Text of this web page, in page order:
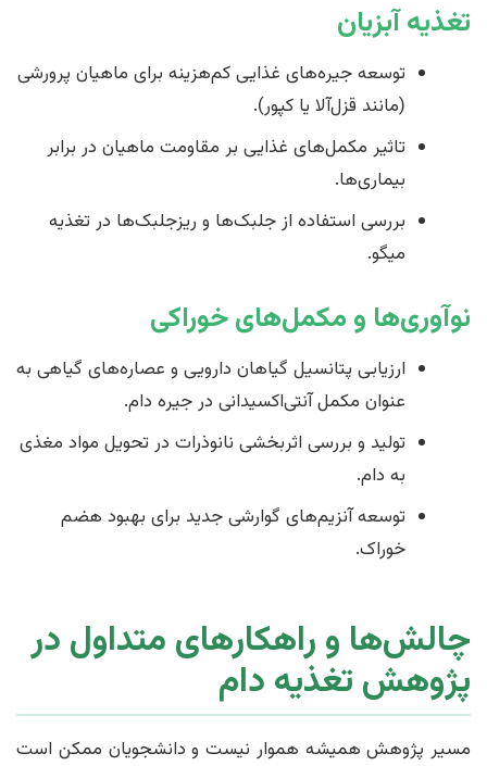
تغذیه آبزیان
توسعه جیره‌های غذایی کم‌هزینه برای ماهیان پرورشی
(مانند قزل‌آلا یا کپور).
تاثیر مکمل‌های غذایی بر مقاومت ماهیان در برابر
بیماری‌ها.
بررسی استفاده از جلبک‌ها و ریزجلبک‌ها در تغذیه
میگو.
نوآوری‌ها و مکمل‌های خوراکی
ارزیابی پتانسیل گیاهان دارویی و عصاره‌های گیاهی به
عنوان مکمل آنتی‌اکسیدانی در جیره دام.
تولید و بررسی اثربخشی نانوذرات در تحویل مواد مغذی
به دام.
توسعه آنزیم‌های گوارشی جدید برای بهبود هضم
خوراک.
چالش‌ها و راهکارهای متداول در
پژوهش تغذیه دام
مسیر پژوهش همیشه هموار نیست و دانشجویان ممکن است